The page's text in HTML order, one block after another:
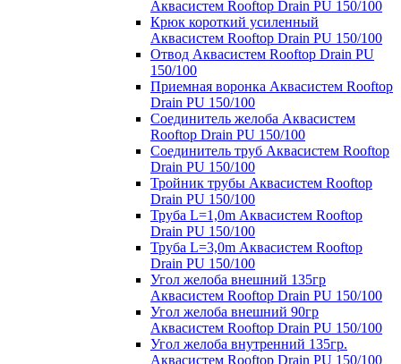
Аквасистем Rooftop Drain PU 150/100
Крюк короткий усиленный
Аквасистем Rooftop Drain PU 150/100
Отвод Аквасистем Rooftop Drain PU
150/100
Приемная воронка Аквасистем Rooftop
Drain PU 150/100
Соединитель желоба Аквасистем
Rooftop Drain PU 150/100
Соединитель труб Аквасистем Rooftop
Drain PU 150/100
Тройник трубы Аквасистем Rooftop
Drain PU 150/100
Труба L=1,0m Аквасистем Rooftop
Drain PU 150/100
Труба L=3,0m Аквасистем Rooftop
Drain PU 150/100
Угол желоба внешний 135гр
Аквасистем Rooftop Drain PU 150/100
Угол желоба внешний 90гр
Аквасистем Rooftop Drain PU 150/100
Угол желоба внутренний 135гр.
Аквасистем Rooftop Drain PU 150/100